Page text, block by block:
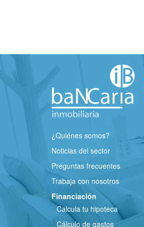
¿Quiénes somos?
Noticias del sector
Preguntas frecuentes
Trabaja con nosotros
Financiación
Calcula tu hipoteca
Cálculo de gastos